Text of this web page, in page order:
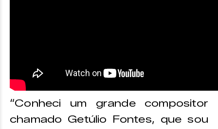
“Conheci um grande compositor
chamado Getúlio Fontes, que sou